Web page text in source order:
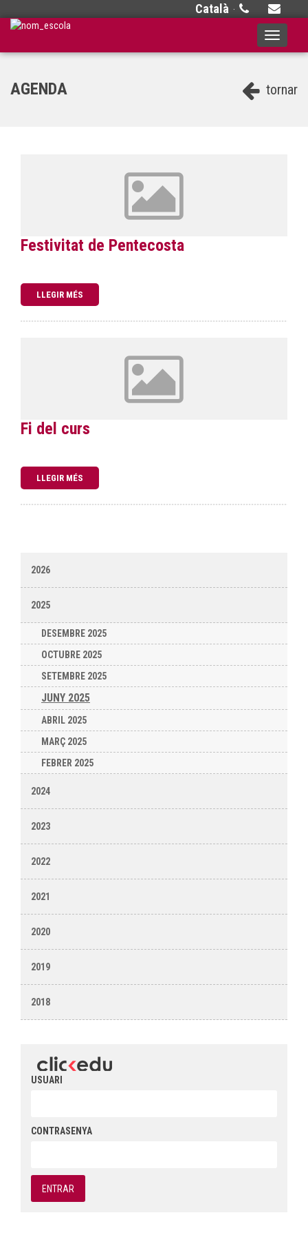
Català ·
Toggle
tornar
AGENDA
Festivitat de Pentecosta
LLEGIR MÉS
Fi del curs
LLEGIR MÉS
2026
2025
DESEMBRE 2025
OCTUBRE 2025
SETEMBRE 2025
JUNY 2025
ABRIL 2025
MARÇ 2025
FEBRER 2025
2024
2023
2022
2021
2020
2019
2018
USUARI
CONTRASENYA